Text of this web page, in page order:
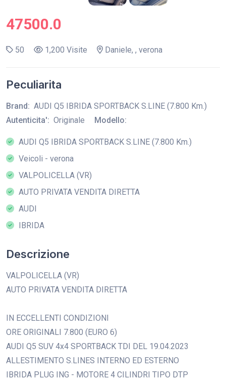
47500.0
50 1,200 Visite Daniele, , verona
Peculiarita
Brand: AUDI Q5 IBRIDA SPORTBACK S.LINE (7.800 Km.)
Autenticita': Originale Modello:
AUDI Q5 IBRIDA SPORTBACK S.LINE (7.800 Km.)
Veicoli - verona
VALPOLICELLA (VR)
AUTO PRIVATA VENDITA DIRETTA
AUDI
IBRIDA
Descrizione
VALPOLICELLA (VR)
AUTO PRIVATA VENDITA DIRETTA
IN ECCELLENTI CONDIZIONI
ORE ORIGINALI 7.800 (EURO 6)
AUDI Q5 SUV 4x4 SPORTBACK TDI DEL 19.04.2023
ALLESTIMENTO S.LINES INTERNO ED ESTERNO
IBRIDA PLUG ING - MOTORE 4 CILINDRI TIPO DTP